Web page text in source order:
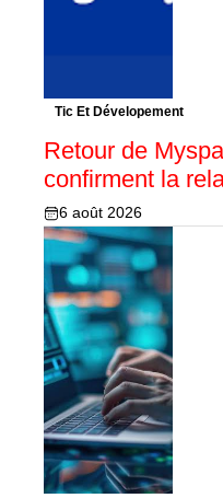
Tic Et Dévelopement
Retour de
confirment la
6 août 2026